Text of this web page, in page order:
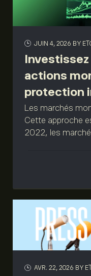
JUIN 4, 2026 BY
actions
protection
Les marchés
Cette approche
2022, les
AVR. 22, 2026 BY